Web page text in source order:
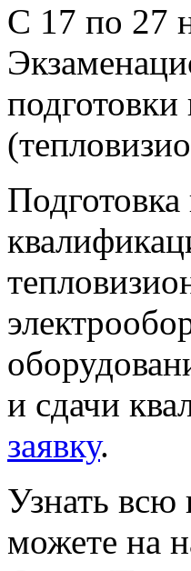
C 17 по 27
и сдачи
заявку.
Узнать всю
можете на